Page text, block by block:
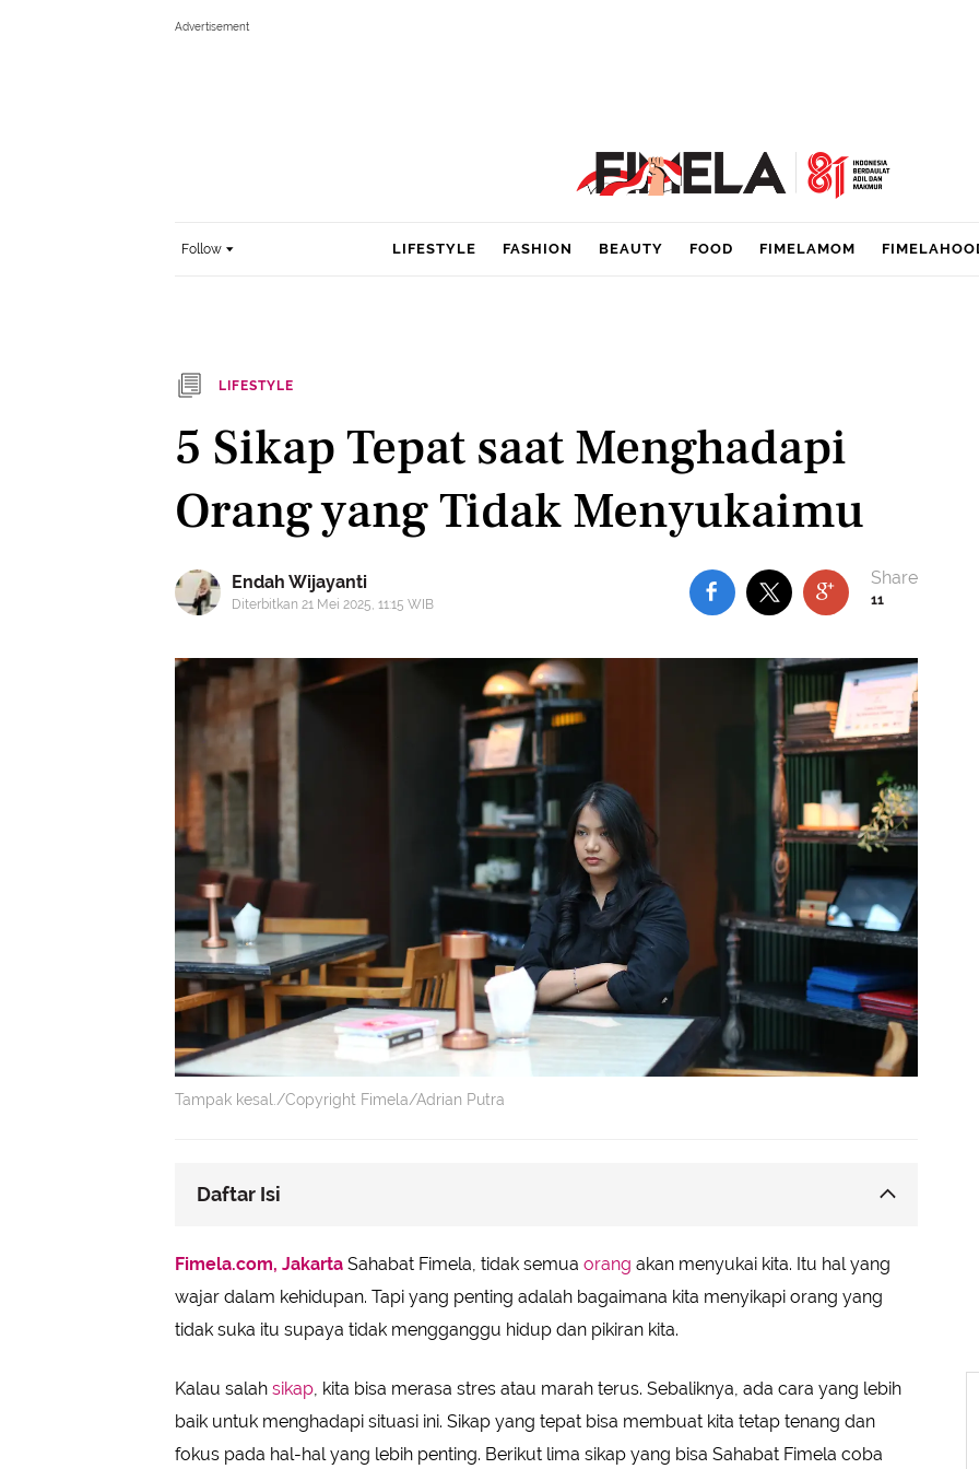
Follow LIFESTYLE FASHION BEAUTY FOOD FIMELAMOM
LIFESTYLE
5 Sikap Tepat saat Menghadapi
Orang yang Tidak Menyukaimu
Endah Wijayanti
Diterbitkan 21 Mei 2025, 11:15 WIB 11
Tampak kesal./Copyright Fimela/Adrian Putra
Daftar Isi
Buat Batas yang Jelas dan Jaga Diri
Terima Kenyataan dengan Hati Lapang
Fokus pada Lingkungan dan Hal Positif
Jaga Konsistensi dan Sikap Baik
Fimela.com, Jakarta Sahabat Fimela, tidak semua orang akan menyukai kita. Itu hal yang
wajar dalam kehidupan. Tapi yang penting adalah bagaimana kita menyikapi orang yang
tidak suka itu supaya tidak mengganggu hidup dan pikiran kita.
Kalau salah sikap , kita bisa merasa stres atau marah terus. Sebaliknya, ada cara yang lebih
baik untuk menghadapi situasi ini. Sikap yang tepat bisa membuat kita tetap tenang dan
fokus pada hal-hal yang lebih penting. Berikut lima sikap yang bisa Sahabat Fimela coba